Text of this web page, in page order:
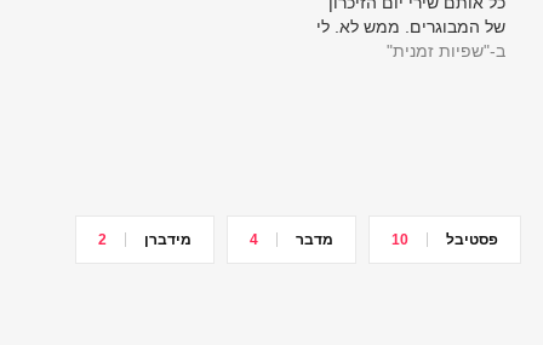
של המבוגרים. ממש לא. לי
הוא הרגיש כמו מסתנן
ב-"שפיות זמנית"
פסטיבל 10 מדבר 4 מידברן 2